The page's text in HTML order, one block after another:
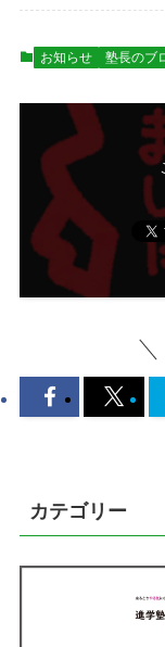
お知らせ 塾長のブ
カテゴリー